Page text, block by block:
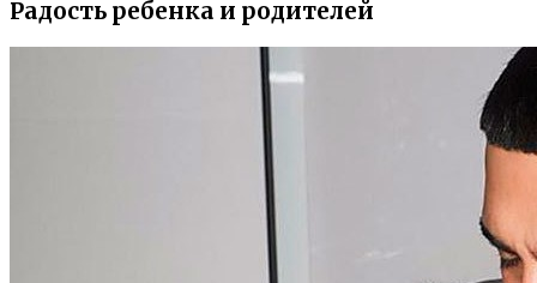
Радость ребенка и родителей